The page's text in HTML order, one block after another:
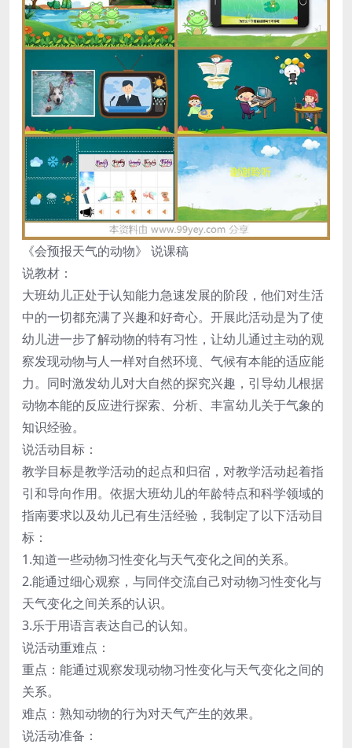
《会预报天气的动物》 说课稿
说教材：
大班幼儿正处于认知能力急速发展的阶段，他们对生活
中的一切都充满了兴趣和好奇心。开展此活动是为了使
幼儿进一步了解动物的特有习性，让幼儿通过主动的观
察发现动物与人一样对自然环境、气候有本能的适应能
力。同时激发幼儿对大自然的探究兴趣，引导幼儿根据
动物本能的反应进行探索、分析、丰富幼儿关于气象的
知识经验。
说活动目标：
教学目标是教学活动的起点和归宿，对教学活动起着指
引和导向作用。依据大班幼儿的年龄特点和科学领域的
指南要求以及幼儿已有生活经验，我制定了以下活动目
标：
1.知道一些动物习性变化与天气变化之间的关系。
2.能通过细心观察，与同伴交流自己对动物习性变化与
天气变化之间关系的认识。
3.乐于用语言表达自己的认知。
说活动重难点：
重点：能通过观察发现动物习性变化与天气变化之间的
关系。
难点：熟知动物的行为对天气产生的效果。
说活动准备：